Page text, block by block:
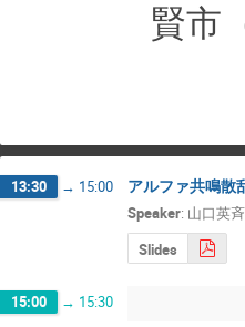
賢市
13:30 → 15:00 アルファ共鳴散
Speaker: 山口英斉
Slides
15:00 → 15:30